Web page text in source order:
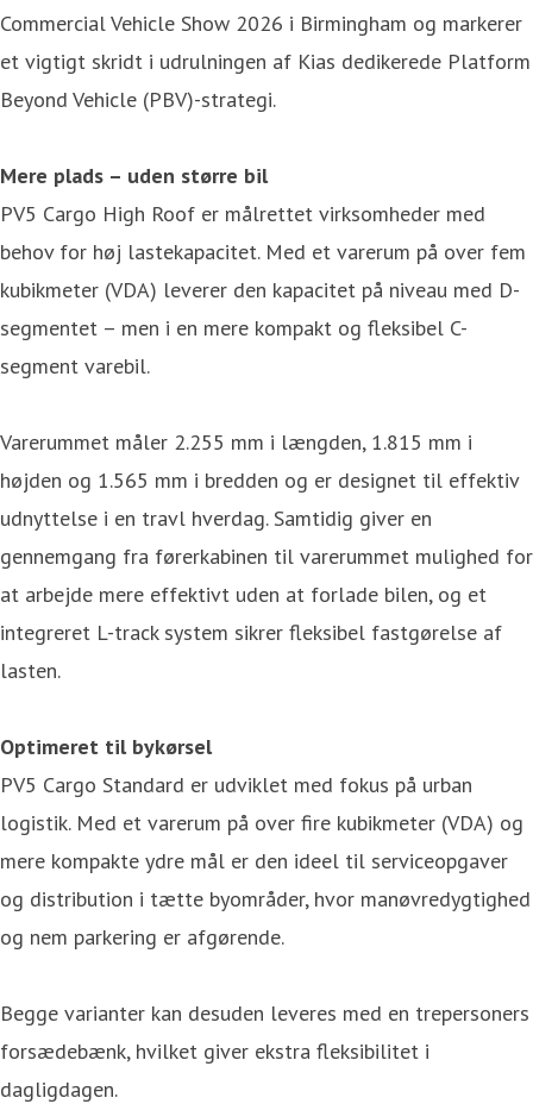
Commercial Vehicle Show 2026 i Birmingham og markerer
et vigtigt skridt i udrulningen af Kias dedikerede Platform
Beyond Vehicle (PBV)-strategi.
Mere plads – uden større bil
PV5 Cargo High Roof er målrettet virksomheder med
behov for høj lastekapacitet. Med et varerum på over fem
kubikmeter (VDA) leverer den kapacitet på niveau med D-
segmentet – men i en mere kompakt og fleksibel C-
segment varebil.
Varerummet måler 2.255 mm i længden, 1.815 mm i
højden og 1.565 mm i bredden og er designet til effektiv
udnyttelse i en travl hverdag. Samtidig giver en
gennemgang fra førerkabinen til varerummet mulighed for
at arbejde mere effektivt uden at forlade bilen, og et
integreret L-track system sikrer fleksibel fastgørelse af
lasten.
Optimeret til bykørsel
PV5 Cargo Standard er udviklet med fokus på urban
logistik. Med et varerum på over fire kubikmeter (VDA) og
mere kompakte ydre mål er den ideel til serviceopgaver
og distribution i tætte byområder, hvor manøvredygtighed
og nem parkering er afgørende.
Begge varianter kan desuden leveres med en trepersoners
forsædebænk, hvilket giver ekstra fleksibilitet i
dagligdagen.